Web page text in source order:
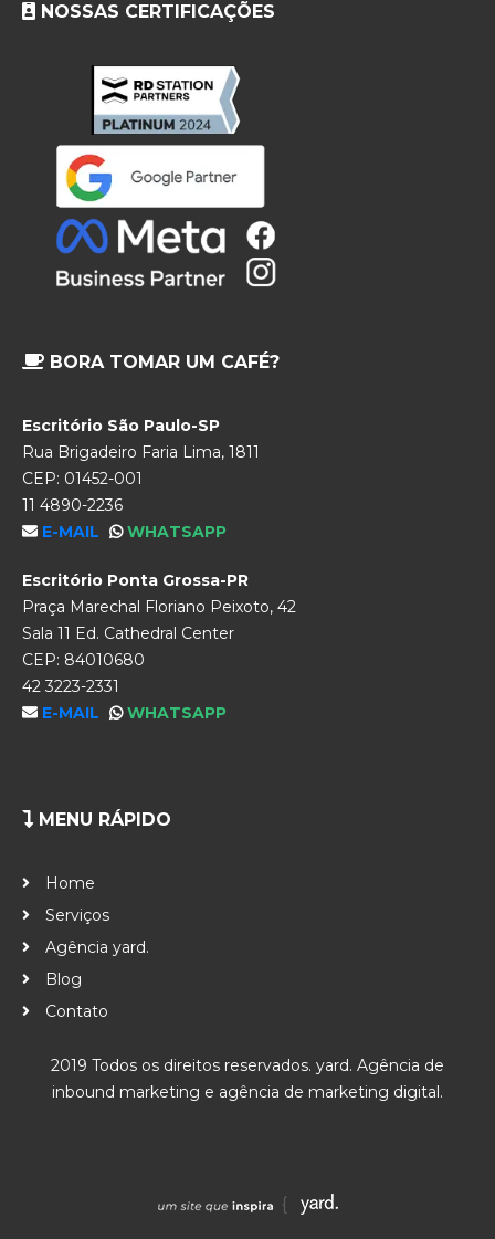
NOSSAS CERTIFICAÇÕES
BORA TOMAR UM CAFÉ?
Escritório São Paulo-SP
Rua Brigadeiro Faria Lima, 1811
CEP: 01452-001
11 4890-2236
E-MAIL
WHATSAPP
Escritório Ponta Grossa-PR
Praça Marechal Floriano Peixoto, 42
Sala 11 Ed. Cathedral Center
CEP: 84010680
42 3223-2331
E-MAIL
WHATSAPP
MENU RÁPIDO
Home
Serviços
Agência yard.
Blog
Contato
2019 Todos os direitos reservados. yard. Agência de
inbound marketing e agência de marketing digital.